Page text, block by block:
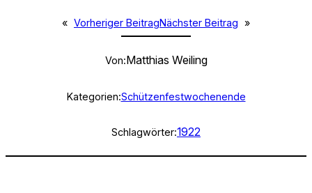
« Vorheriger BeitragNächster Beitrag »
Von:Matthias Weiling
Kategorien:Schützenfestwochenende
Schlagwörter:1922